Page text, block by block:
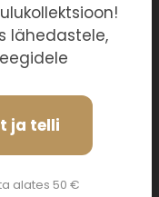
lähedastele,
ja telli
alates 50 €